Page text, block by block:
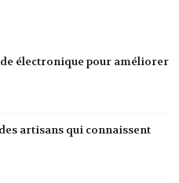
électronique pour améliorer
artisans qui connaissent